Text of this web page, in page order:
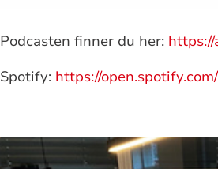
Podcasten finner du her:
Spotify: https://